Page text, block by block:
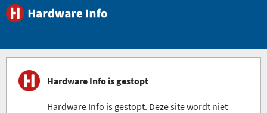
Hardware Info is gestopt
Hardware Info is gestopt. Deze site wordt niet